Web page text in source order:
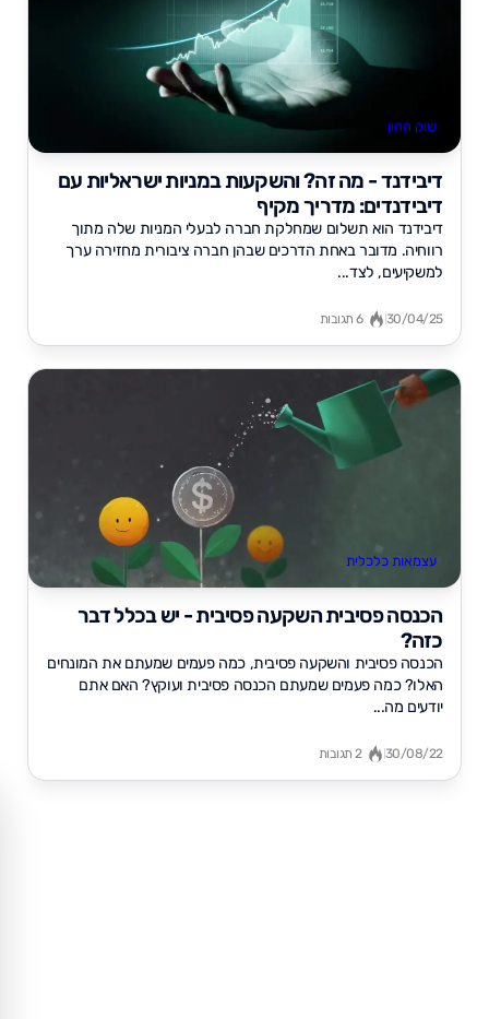
שוק ההון
דיבידנד - מה זה? והשקעות במניות ישראליות עם
דיבידנדים: מדריך מקיף
דיבידנד הוא תשלום שמחלקת חברה לבעלי המניות שלה מתוך
רווחיה. מדובר באחת הדרכים שבהן חברה ציבורית מחזירה ערך
למשקיעים, לצד...
30/04/25 6 תגובות
עצמאות כלכלית
הכנסה פסיבית השקעה פסיבית - יש בכלל דבר
כזה?
הכנסה פסיבית והשקעה פסיבית, כמה פעמים שמעתם את המונחים
האלו? כמה פעמים שמעתם הכנסה פסיבית ועוקץ? האם אתם
יודעים מה...
30/08/22 2 תגובות